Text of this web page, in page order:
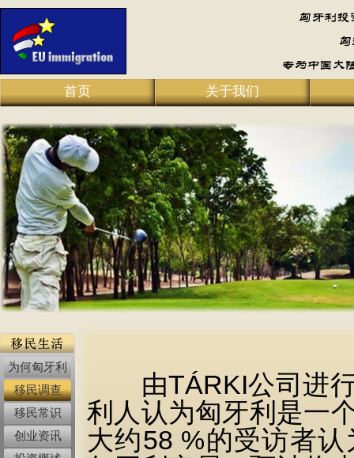
首页 关于我们
由TÁRKI公司进行
利人认为匈牙利是一
大约58 %的受访者
为何匈牙利
移民调查
移民常识
创业资讯